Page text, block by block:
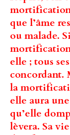
mortification
que l’âme
ou malade.
elle ; tous
concordant.
la
elle aura
qu’elle
lèvera. Sa